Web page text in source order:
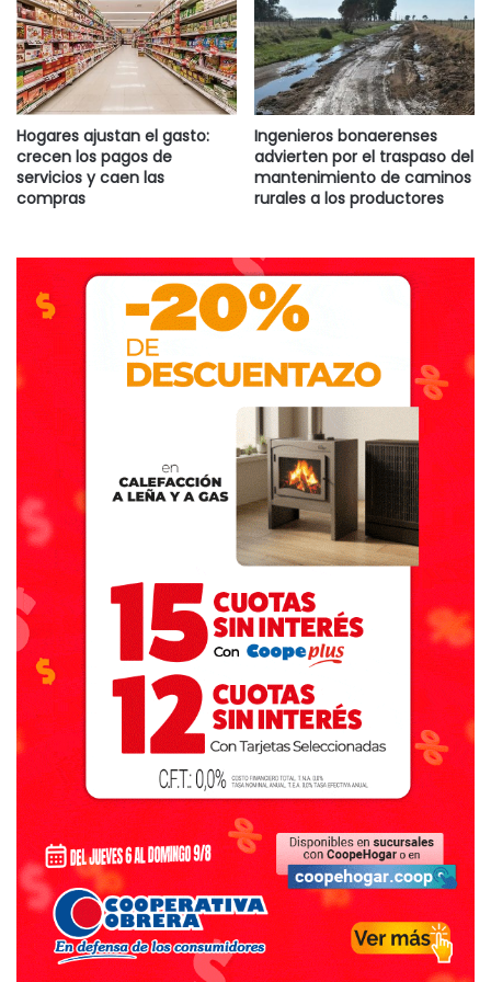
sacrificio, y ¡valió la pena!”.
FUENTE: AICA ORG
Hogares ajustan el gasto:
crecen los pagos de
servicios y caen las
compras
Ingenieros bonaerenses
advierten por el traspaso del
mantenimiento de caminos
rurales a los productores